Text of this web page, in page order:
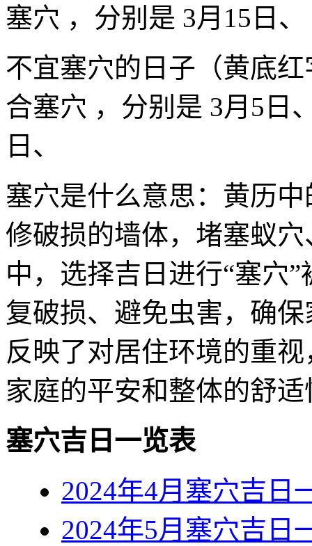
塞穴 ，分别是 3月15日
不宜塞穴的日子（黄底红
合塞穴 ，分别是 3月5日
日、
塞穴是什么意思：黄历
修破损的墙体，堵塞蚁
中，选择吉日进行“塞穴
复破损、避免虫害，确
反映了对居住环境的重
家庭的平安和整体的舒适
塞穴吉日一览表
2024年4月塞穴吉日
2024年5月塞穴吉日